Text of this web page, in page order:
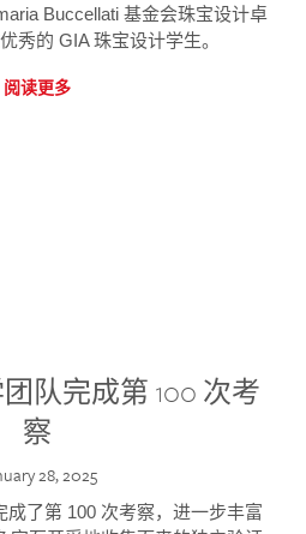
Buccellati 基金会珠宝设计卓
秀的 GIA 珠宝设计学生。
阅读更多
队完成第 100 次考
察
28, 2025
成了第 100 次考察，进一步丰富